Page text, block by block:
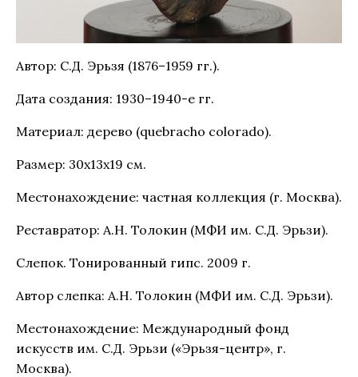
Автор: С.Д. Эрьзя (1876–1959 гг.).
Дата создания: 1930–1940-е гг.
Материал: дерево (quebracho colorado).
Размер: 30х13х19 см.
Местонахождение: частная коллекция (г. Москва).
Реставратор: А.Н. Толокин (МФИ им. С.Д. Эрьзи).
Слепок. Тонированный гипс. 2009 г.
Автор слепка: А.Н. Толокин (МФИ им. С.Д. Эрьзи).
Местонахождение: Международный фонд
искусств им. С.Д. Эрьзи («Эрьзя-центр», г.
Москва).